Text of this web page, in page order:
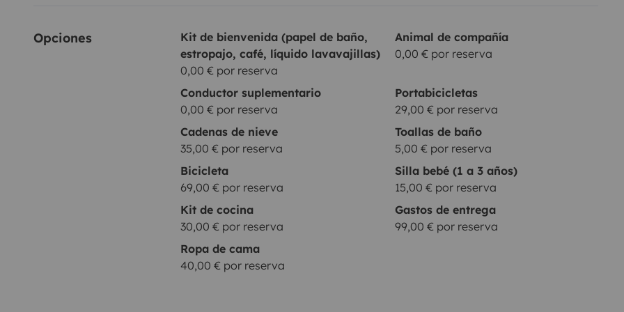
configuración del vehículo, siempre respetando el número de plazas y la distribución.
Opciones
Kit de bienvenida (papel de baño,
estropajo, café, líquido lavavajillas)
0,00 € por reserva
Animal de compañía
0,00 € por reserva
Conductor suplementario
0,00 € por reserva
Portabicicletas
29,00 € por reserva
Cadenas de nieve
35,00 € por reserva
Toallas de baño
5,00 € por reserva
Bicicleta
69,00 € por reserva
Silla bebé (1 a 3 años)
15,00 € por reserva
Kit de cocina
30,00 € por reserva
Gastos de entrega
99,00 € por reserva
Ropa de cama
40,00 € por reserva